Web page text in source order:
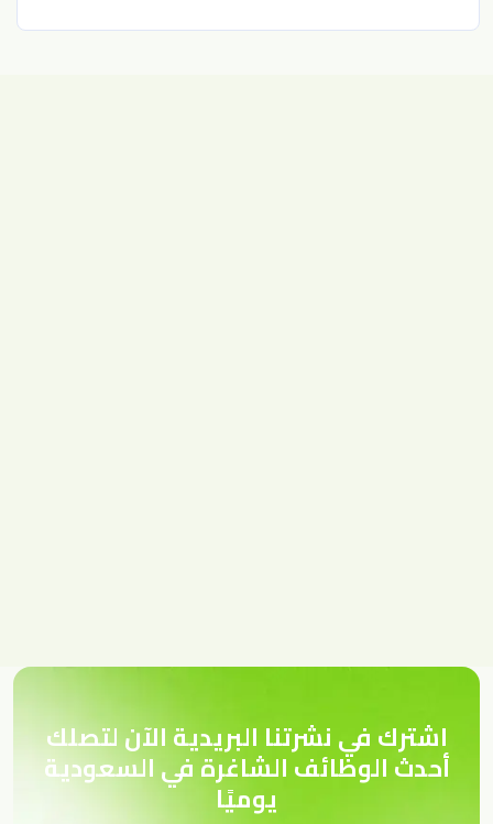
اشترك في نشرتنا البريدية الآن لتصلك
أحدث الوظائف الشاغرة في السعودية
يوميًا